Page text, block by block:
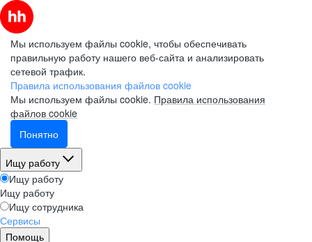
Мы используем файлы cookie, чтобы обеспечивать
правильную работу нашего веб-сайта и анализировать
сетевой трафик.
Правила использования файлов cookie
Мы используем файлы cookie. Правила использования
файлов cookie
Понятно
Ищу работу
Ищу работу
Ищу работу
Ищу сотрудника
Сервисы
Помощь